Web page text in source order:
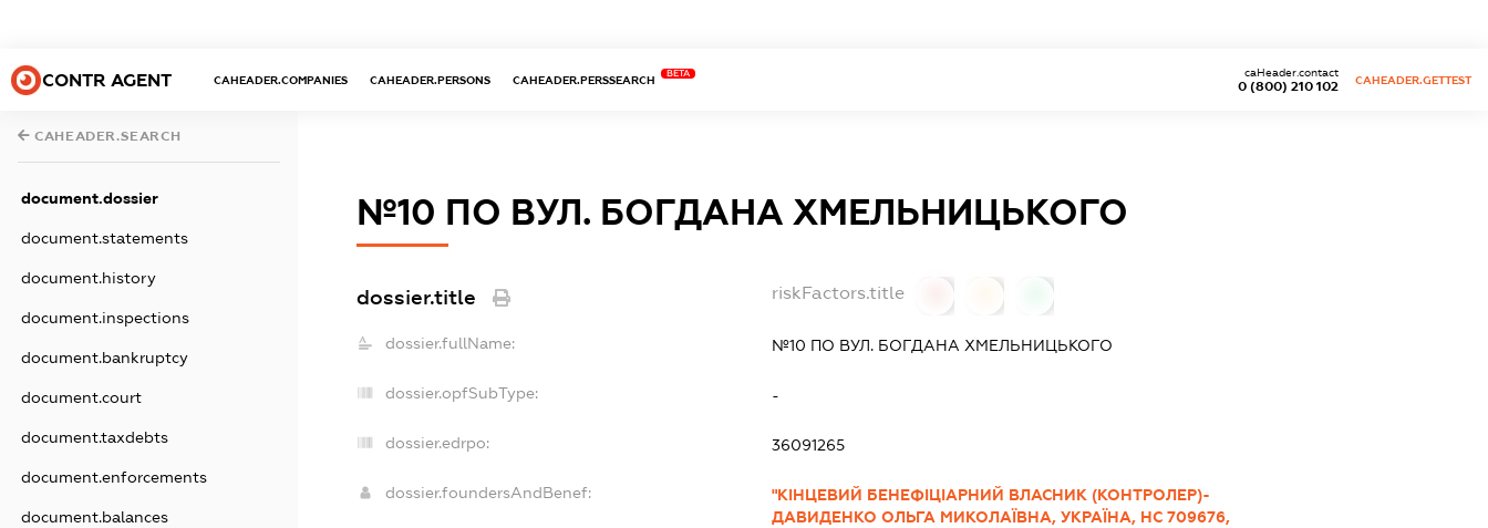
CONTR AGENT CAHEADER.COMPANIES CAHEADER.PERSONS CAHEADER.PERSSEARCH
BETA
0 (800) 210 102
caHeader.contact
CAHEADER.GETTEST
CAHEADER.SEARCH
document.dossier
document.statements
document.history
document.inspections
document.bankruptcy
document.court
document.taxdebts
document.enforcements
document.balances
№10 ПО ВУЛ. БОГДАНА ХМЕЛЬНИЦЬКОГО
dossier.title riskFactors.title
dossier.fullName: №10 ПО ВУЛ. БОГДАНА ХМЕЛЬНИЦЬКОГО
dossier.opfSubType: -
dossier.edrpo: 36091265
dossier.foundersAndBenef:
"КІНЦЕВИЙ БЕНЕФІЦІАРНИЙ ВЛАСНИК (КОНТРОЛЕР)-
ДАВИДЕНКО ОЛЬГА МИКОЛАЇВНА, УКРАЇНА, НС 709676,